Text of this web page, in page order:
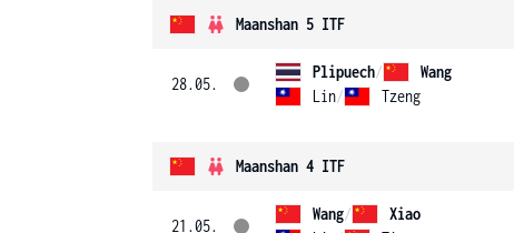
Maanshan 5 ITF
28.05.
Plipuech/
Wang
Lin/ Tzeng
Maanshan 4 ITF
21.05.
Wang/
Xiao